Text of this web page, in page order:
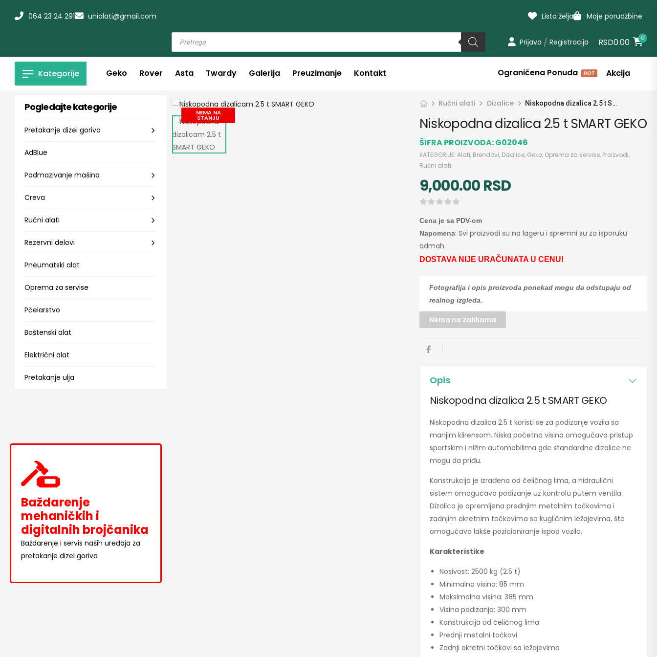
064 23 24 291 unialati@gmail.com Lista želja Moje porudžbine
Prijava / Registracija RSD0.00 0
Kategorije
Pogledajte kategorije
Pretakanje dizel goriva
AdBlue
Podmazivanje mašina
Creva
Ručni alati
Rezervni delovi
Pneumatski alat
Oprema za servise
Pčelarstvo
Baštenski alat
Električni alat
Pretakanje ulja
Geko Rover Asta Twardy Galerija Preuzimanje Kontakt Ograničena Ponuda HOT Akcija
Baždarenje
mehaničkih i
digitalnih brojčanika
Baždarenje i servis naših uređaja za
pretakanje dizel goriva
NEMA NA
STANJU
Ručni alati Dizalice Niskopodna dizalica 2.5 t SMART GEKO
Niskopodna dizalica 2.5 t SMART GEKO
ŠIFRA PROIZVODA:G02046
KATEGORIJE: Alati, Brendovi, Dizalice, Geko, Oprema za servise, Proizvodi,
Ručni alati
9,000.00RSD
Cena je sa PDV-om
Napomena: Svi proizvodi su na lageru i spremni su za isporuku
odmah.
DOSTAVA NIJE URAČUNATA U CENU!
Fotografija i opis proizvoda ponekad mogu da odstupaju od
realnog izgleda.
Nema na zalihama
Opis
Niskopodna dizalica 2.5 t SMART GEKO
Niskopodna dizalica 2.5 t koristi se za podizanje vozila sa
manjim klirensom. Niska početna visina omogućava pristup
sportskim i nižim automobilima gde standardne dizalice ne
mogu da priđu.
Konstrukcija je izrađena od čeličnog lima, a hidraulični
sistem omogućava podizanje uz kontrolu putem ventila.
Dizalica je opremljena prednjim metalnim točkovima i
zadnjim okretnim točkovima sa kugličnim ležajevima, što
omogućava lakše pozicioniranje ispod vozila.
Karakteristike
Nosivost: 2500 kg (2.5 t)
Minimalna visina: 85 mm
Maksimalna visina: 385 mm
Visina podizanja: 300 mm
Konstrukcija od čeličnog lima
Prednji metalni točkovi
Zadnji okretni točkovi sa ležajevima